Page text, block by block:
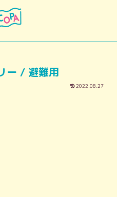
ー / 避難用
2022.08.27